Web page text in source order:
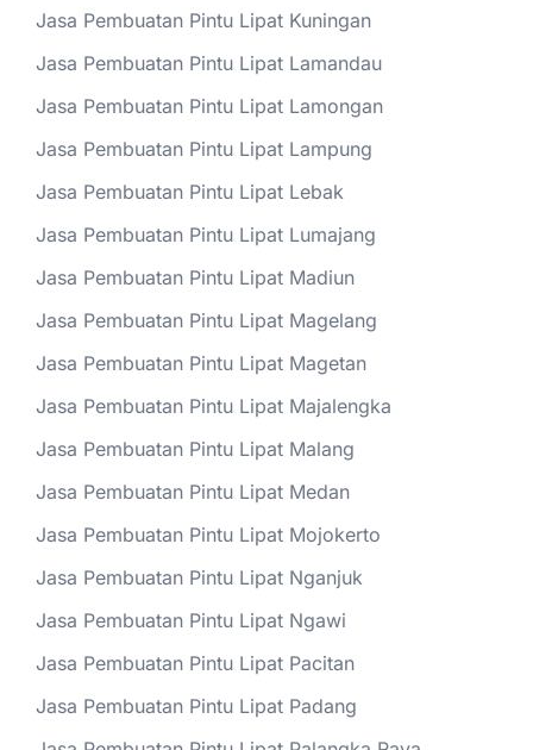
Jasa Pembuatan Pintu Lipat Kuningan
Jasa Pembuatan Pintu Lipat Lamandau
Jasa Pembuatan Pintu Lipat Lamongan
Jasa Pembuatan Pintu Lipat Lampung
Jasa Pembuatan Pintu Lipat Lebak
Jasa Pembuatan Pintu Lipat Lumajang
Jasa Pembuatan Pintu Lipat Madiun
Jasa Pembuatan Pintu Lipat Magelang
Jasa Pembuatan Pintu Lipat Magetan
Jasa Pembuatan Pintu Lipat Majalengka
Jasa Pembuatan Pintu Lipat Malang
Jasa Pembuatan Pintu Lipat Medan
Jasa Pembuatan Pintu Lipat Mojokerto
Jasa Pembuatan Pintu Lipat Nganjuk
Jasa Pembuatan Pintu Lipat Ngawi
Jasa Pembuatan Pintu Lipat Pacitan
Jasa Pembuatan Pintu Lipat Padang